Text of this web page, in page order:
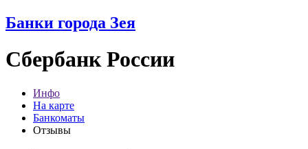
Банки города Зея
Сбербанк России
Инфо
На карте
Банкоматы
Отзывы